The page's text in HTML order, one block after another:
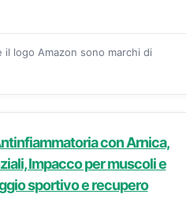
il logo Amazon sono marchi di
con Arnica,
Impacco per muscoli e
sportivo e recupero